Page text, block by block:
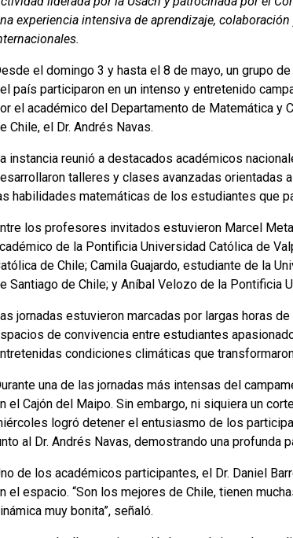
experiencia intensiva de aprendizaje,
el domingo 3 y hasta el 8 de mayo, un grupo
país participaron en un intenso y entretenido
el académico del Departamento de Matemática y
Chile, el Dr. Andrés Navas.
instancia reunió a destacados académicos
talleres y clases avanzadas orientadas
habilidades matemáticas de los estudiantes que
los profesores invitados estuvieron Marcel
de la Pontificia Universidad Católica de
de Chile; Camila Guajardo, estudiante de la
Santiago de Chile; y Aníbal Velozo de la Pontificia
jornadas estuvieron marcadas por largas horas
de convivencia entre estudiantes
condiciones climáticas que
una de las jornadas más intensas del
el Cajón del Maipo. Sin embargo, ni siquiera un
logró detener el entusiasmo de los
al Dr. Andrés Navas, demostrando una
de los académicos participantes, el Dr. Daniel
el espacio. “Son los mejores de Chile, tienen
muy bonita”, señaló.